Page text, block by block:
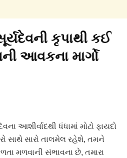
કૃપાથી કઈ
આવકના માર્ગો
આશીર્વાદથી ધંધામાં મોટો ફાયદો
સાથે સારો તાલમેલ રહેશે, તમને
મળવાની સંભાવના છે, તમારા